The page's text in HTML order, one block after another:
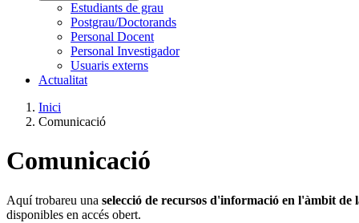
Estudiants de grau
Postgrau/Doctorands
Personal Docent
Personal Investigador
Usuaris externs
Actualitat
Inici
Comunicació
Comunicació
Aquí trobareu una selecció de recursos d'informació en l'àmbit de
disponibles en accés obert.